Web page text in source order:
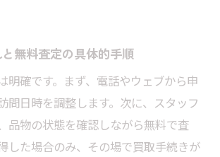
無料査定の具体的手順
明確です。まず、電話やウェブから申
問日時を調整します。次に、スタッフ
品物の状態を確認しながら無料で査
した場合のみ、その場で買取手続きが